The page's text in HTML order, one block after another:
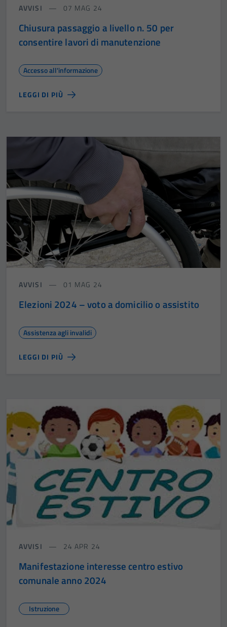
AVVISI 07 MAG 24
Chiusura passaggio a livello n. 50 per
consentire lavori di manutenzione
Accesso all'informazione
LEGGI DI PIÙ
AVVISI 01 MAG 24
Elezioni 2024 – voto a domicilio o assistito
Assistenza agli invalidi
LEGGI DI PIÙ
AVVISI 24 APR 24
Manifestazione interesse centro estivo
comunale anno 2024
Istruzione